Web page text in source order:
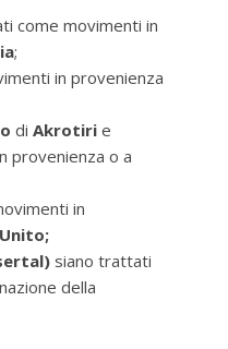
come movimenti in
;
in provenienza
di Akrotiri e
provenienza o a
in
siano trattati
della